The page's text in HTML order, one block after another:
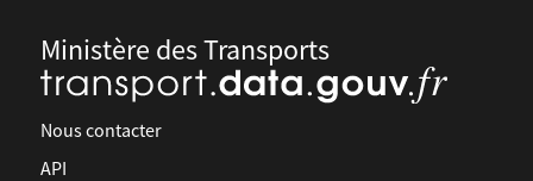
Ministère des Transports
Nous contacter
API